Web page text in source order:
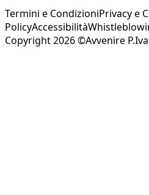
Termini e CondizioniPrivacy e
PolicyAccessibilità
Copyright 2026 ©Avvenire